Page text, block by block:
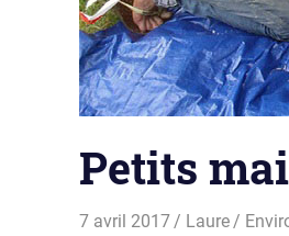
Petits
7 avril 2017 Laure